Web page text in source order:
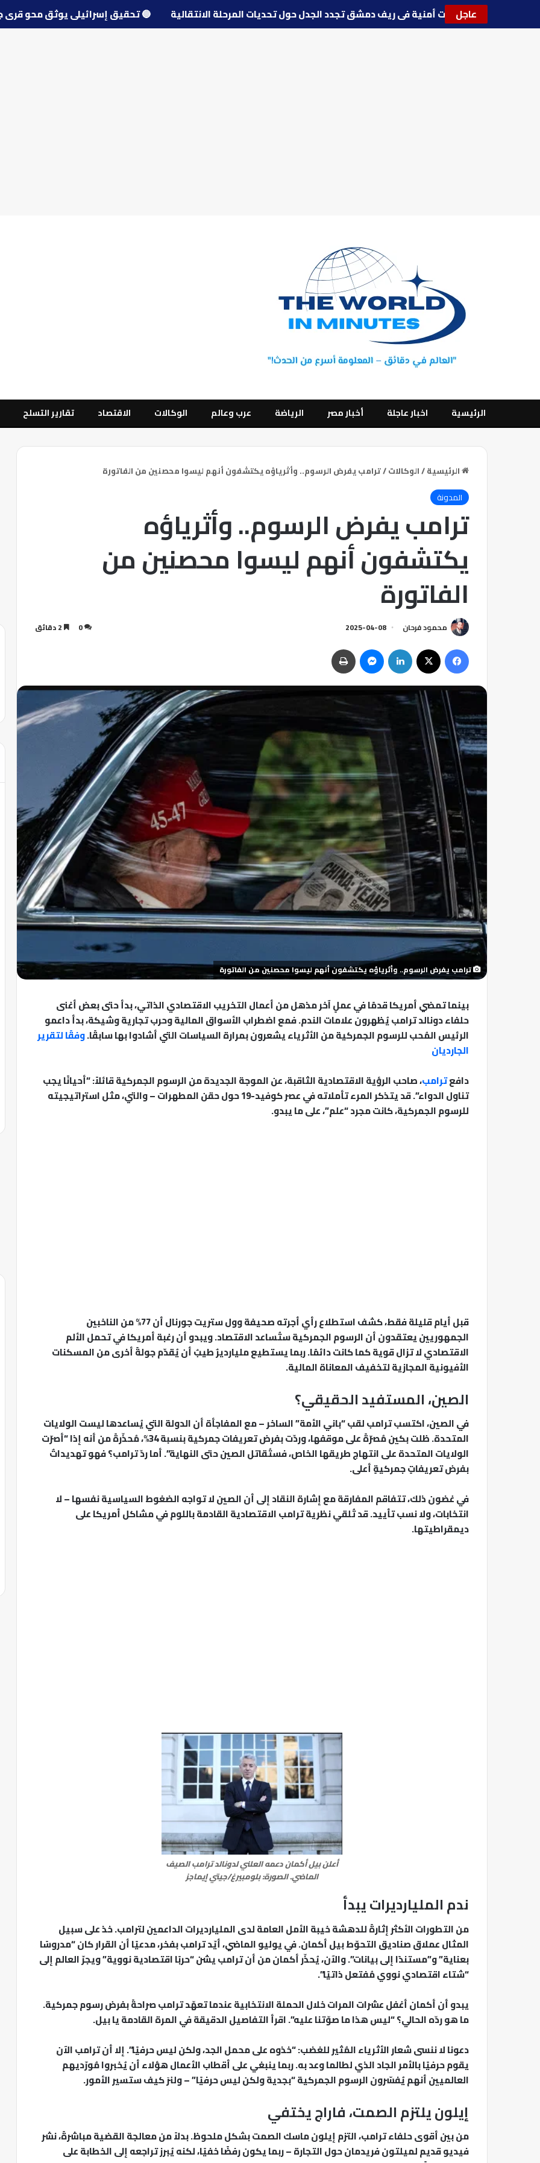
عاجل 🔵توترات أمنية في ريف دمشق تجدد الجدل حول تحديات المرحلة الانتقالية 🔵تحقيق إسرائيلي يوثق
الرئيسية اخبار عاجلة أخبار مصر الرياضة عرب وعالم الوكالات الاقتصاد تقارير التسلح
الرئيسية/الوكالات/ترامب يفرض الرسوم.. وأثرياؤه يكتشفون أنهم ليسوا محصنين من الفاتورة
المدونة
ترامب يفرض الرسوم.. وأثرياؤه
يكتشفون أنهم ليسوا محصنين من
الفاتورة
محمود فرحان 2025-04-08
0
ترامب يفرض الرسوم.. وأثرياؤه يكتشفون أنهم ليسوا محصنين من الفاتورة
بينما تمضي أمريكا قدمًا في عملٍ آخر مذهل من أعمال التخريب الاقتصادي الذاتي، بدأ حتى بعض أغنى
حلفاء دونالد ترامب يُظهرون علامات الندم. فمع اضطراب الأسواق المالية وحرب تجارية وشيكة، بدأ داعمو
الرئيس المُحب للرسوم الجمركية من الأثرياء يشعرون بمرارة السياسات التي أشادوا بها سابقًا.وفقًا لتقرير
الجارديان
دافعترامب، صاحب الرؤية الاقتصادية الثاقبة، عن الموجة الجديدة من الرسوم الجمركية قائلاً: “أحيانًا يجب
تناول الدواء”. قد يتذكر المرء تأملاته في عصر كوفيد-19 حول حقن المطهرات – والتي، مثل استراتيجيته
للرسوم الجمركية، كانت مجرد “علم”، على ما يبدو.
قبل أيام قليلة فقط، كشف استطلاع رأي أجرته صحيفة وول ستريت جورنال أن 77% من الناخبين
الجمهوريين يعتقدون أن الرسوم الجمركية ستُساعد الاقتصاد. ويبدو أن رغبة أمريكا في تحمل الألم
الاقتصادي لا تزال قوية كما كانت دائمًا. ربما يستطيع مليارديرٌ طيبٌ أن يُقدّم جولةً أخرى من المسكنات
الأفيونية المجازية لتخفيف المعاناة المالية.
الصين، المستفيد الحقيقي؟
في الصين، اكتسب ترامب لقب “باني الأمة” الساخر – مع المفاجأة أن الدولة التي يُساعدها ليست الولايات
المتحدة. ظلت بكين مُصرّةً على موقفها، وردّت بفرض تعريفات جمركية بنسبة 34%، مُحذّرةً من أنه إذا “أصرّت
الولايات المتحدة على انتهاج طريقها الخاص، فستُقاتل الصين حتى النهاية”. أما ردّ ترامب؟ فهو تهديداتٌ
بفرض تعريفاتٍ جمركيةٍ أعلى.
في غضون ذلك، تتفاقم المفارقة مع إشارة النقاد إلى أن الصين لا تواجه الضغوط السياسية نفسها – لا
انتخابات، ولا نسب تأييد. قد تُلقي نظرية ترامب الاقتصادية القادمة باللوم في مشاكل أمريكا على
ديمقراطيتها.
أعلن بيل أكمان دعمه العلني لدونالد ترامب الصيف
الماضي. الصورة: بلومبيرغ/جيتي إيماجز
ندم المليارديرات يبدأ
من التطورات الأكثر إثارةً للدهشة خيبة الأمل العامة لدى المليارديرات الداعمين لترامب. خذ على سبيل
المثال عملاق صناديق التحوّط بيل أكمان. في يوليو الماضي، أيّد ترامب بفخر، مدعيًا أن القرار كان “مدروسًا
بعناية” و”مستندًا إلى بيانات”. والآن، يُحذّر أكمان من أن ترامب يشن “حربًا اقتصادية نووية” ويجرّ العالم إلى
“شتاء اقتصادي نووي مُفتعل ذاتيًا”.
يبدو أن أكمان أغفل عشرات المرات خلال الحملة الانتخابية عندما تعهّد ترامب صراحةً بفرض رسوم جمركية.
ما هو ردّه الحالي؟ “ليس هذا ما صوّتنا عليه”. اقرأ التفاصيل الدقيقة في المرة القادمة يا بيل.
دعونا لا ننسى شعار الأثرياء المُثير للغضب: “خذوه على محمل الجد، ولكن ليس حرفيًا”. إلا أن ترامب الآن
يقوم حرفيًا بالأمر الجاد الذي لطالما وعد به. ربما ينبغي على أقطاب الأعمال هؤلاء أن يُخبروا مُورّديهم
العالميين أنهم يُفسّرون الرسوم الجمركية “بجدية ولكن ليس حرفيًا” – ولنرَ كيف ستسير الأمور.
إيلون يلتزم الصمت، فاراج يختفي
من بين أقوى حلفاء ترامب، التزم إيلون ماسك الصمت بشكل ملحوظ. بدلاً من معالجة القضية مباشرةً، نشر
فيديو قديم لميلتون فريدمان حول التجارة – ربما يكون رفضًا خفيًا، لكنه يُبرز تراجعه إلى الخطابة على